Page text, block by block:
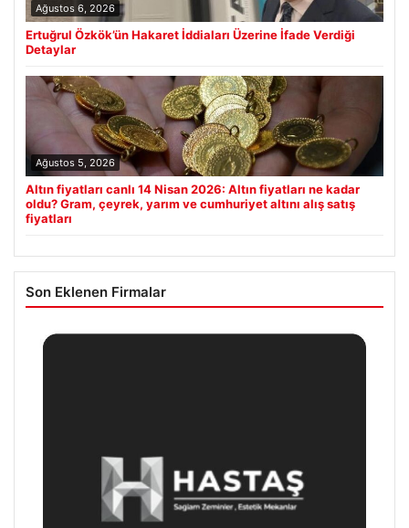
Ağustos 6, 2026
Ertuğrul Özkök’ün Hakaret İddiaları Üzerine İfade Verdiği
Detaylar
Ağustos 5, 2026
Altın fiyatları canlı 14 Nisan 2026: Altın fiyatları ne kadar
oldu? Gram, çeyrek, yarım ve cumhuriyet altını alış satış
fiyatları
Son Eklenen Firmalar